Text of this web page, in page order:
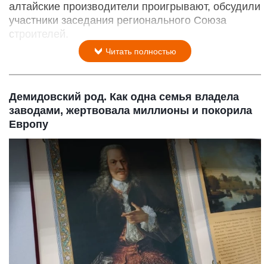
алтайские производители проигрывают, обсудили
участники заседания регионального Союза
строителей.
Читать полностью
Демидовский род. Как одна семья владела
заводами, жертвовала миллионы и покорила
Европу